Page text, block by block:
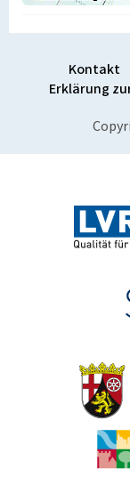
Kontakt
Erklärung